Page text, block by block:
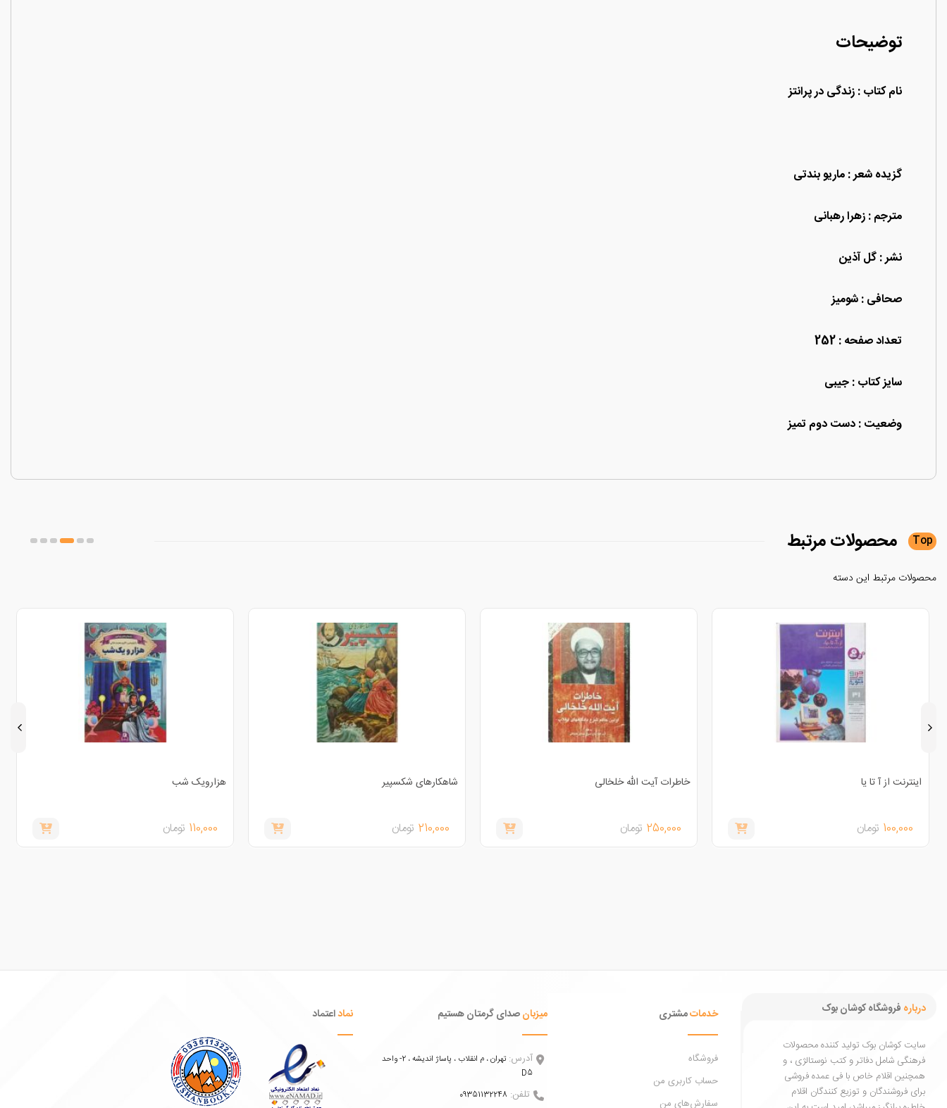
توضیحات
نام کتاب: زندگی در پرانتز
گزیده شعر : ماریو بندتی
مترجم : زهرا رهبانی
نشر : گل آذین
صحافی : شومیز
تعداد صفحه : 252
سایز کتاب : جیبی
وضعیت : دست دوم تمیز
Top محصولاتمرتبط
محصولات مرتبط این دسته
خاطرات آیت الله خلخالی
250,000
210,000
110,000تومان 490,000
درباره فروشگاه کوشان بوک
سایت کوشان بوک تولید کننده محصولات
فرهنگی شامل دفاتر و کتب نوستالژی ، و
همچنین اقلام خاص با فی عمده فروشی
برای فروشندگان و توزیع کنندگان اقلام
خدماتمشتری
فروشگاه
حساب کاربری من
سفارش‌های من
میزبانصدای گرمتان هستیم
آدرس:
تهران ، م انقلاب ، پاساژ اندیشه ، 2- واحد
D5
تلفن: 09351132248
نماداعتماد